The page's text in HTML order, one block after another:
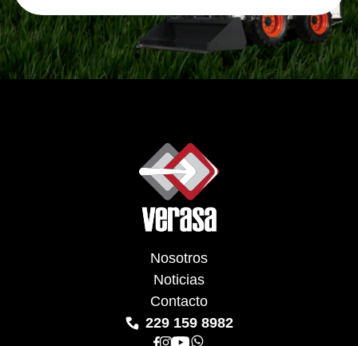
229 159 8982
Nosotros
Noticias
Contacto